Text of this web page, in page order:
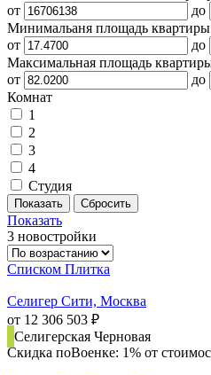
от
до
Минимальаня площадь квартиры
от
до
Максимальная площадь
от
до
Комнат
1
2
3
4
Студия
Показать
3 новостройки
Списком Плитка
Селигер Сити, Москва
от 12 306 503 ₽
Селигерская Черновая
Скидка поВоенке: 1% от